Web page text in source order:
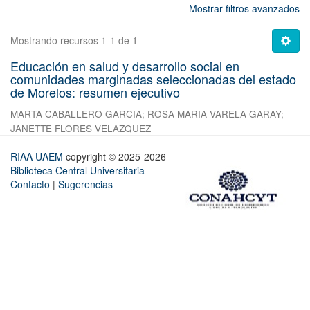
Mostrar filtros avanzados
Mostrando recursos 1-1 de 1
Educación en salud y desarrollo social en
comunidades marginadas seleccionadas del estado
de Morelos: resumen ejecutivo
MARTA CABALLERO GARCIA; ROSA MARIA VARELA GARAY;
JANETTE FLORES VELAZQUEZ
RIAA UAEM copyright © 2025-2026
Biblioteca Central Universitaria
Contacto | Sugerencias